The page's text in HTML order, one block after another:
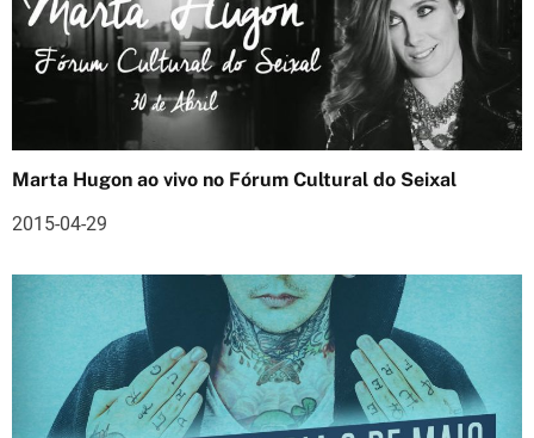
t
o
s
Marta Hugon ao vivo no Fórum Cultural do Seixal
2015-04-29